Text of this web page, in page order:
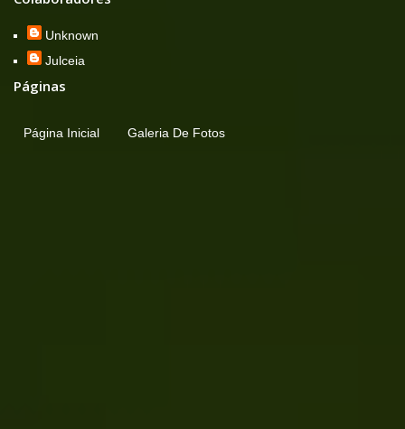
Unknown
Julceia
Páginas
Página Inicial Galeria De Fotos